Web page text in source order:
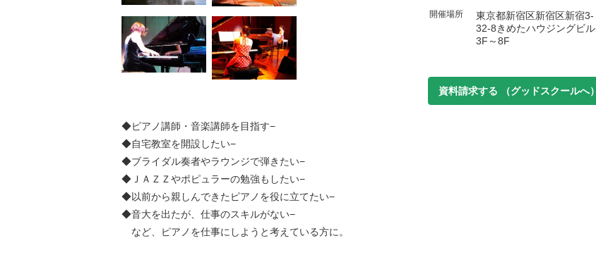
◆ピアノ講師・音楽講師を目指す−
◆自宅教室を開設したい−
◆ブライダル奏者やラウンジで弾きたい−
◆ＪＡＺＺやポピュラーの勉強もしたい−
◆以前から親しんできたピアノを役に立てたい−
◆音大を出たが、仕事のスキルがない−
など、ピアノを仕事にしようと考えている方に。
開催場所
東京都新宿区新宿区新宿3-
32-8きめたハウジングビル
3F～8F
資料請求する （グッドスクールへ）